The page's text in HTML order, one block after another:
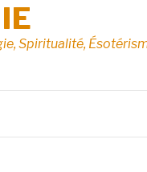
Spiritualité,